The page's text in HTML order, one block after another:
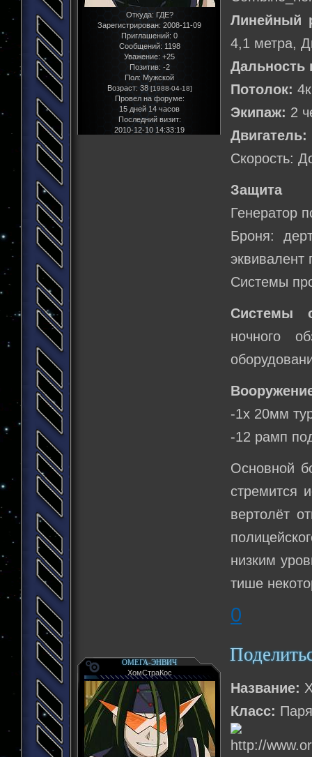
Откуда: ГДЕ?
Зарегистрирован: 2008-11-09
Приглашений: 0
Сообщений: 1198
Уважение: +25
Позитив: -2
Пол: Мужской
Возраст: 38[1988-04-18]
Провел на форуме:
15 дней 14 часов
Последний визит:
2010-12-10 14:33:19
Линейный
4,1 метра,
Дальность
Потолок:
Экипаж: 2
Двигатель:
Скорость:
Защита
Генератор
Броня:
эквивалент
Системы
Системы
ночного
-1х 20мм
-12 рамп
Основной
стремится
вертолёт
низким
тише
0
ОМЕГА-ЭНВИЧ
ХомСтраКос
Название:
Класс: